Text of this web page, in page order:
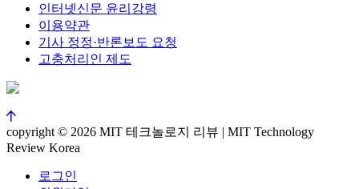
인터넷신문 윤리강령
이용약관
기사 정정·반론보도 요청
고충처리인 제도
copyright © 2026 MIT 테크놀로지 리뷰 | MIT Technology
Review Korea
로그인